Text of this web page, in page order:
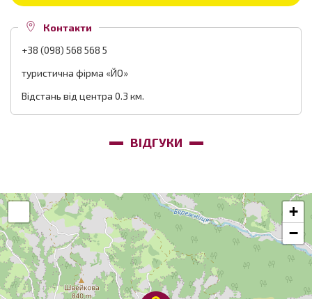
Контакти
+38 (098) 568 568 5
туристична фірма «ЙО»
Відстань від центра 0.3 км.
ВІДГУКИ
+
−